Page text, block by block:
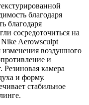
благодаря
благодаря
сосредоточиться на
Aerowsculpt
воздушного
и
Резиновая камера
и форму.
стабильное